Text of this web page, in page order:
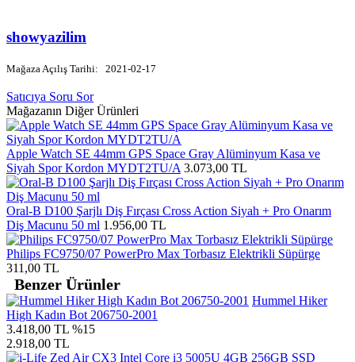
showyazilim
Mağaza Açılış Tarihi: 2021-02-17
Satıcıya Soru Sor
Mağazanın Diğer Ürünleri
Apple Watch SE 44mm GPS Space Gray Alüminyum Kasa ve
Siyah Spor Kordon MYDT2TU/A 3.073,00 TL
Oral-B D100 Şarjlı Diş Fırçası Cross Action Siyah + Pro Onarım
Diş Macunu 50 ml 1.956,00 TL
Philips FC9750/07 PowerPro Max Torbasız Elektrikli Süpürge
311,00 TL
Benzer Ürünler
Hummel Hiker
High Kadın Bot 206750-2001
3.418,00 TL %15
2.918,00 TL